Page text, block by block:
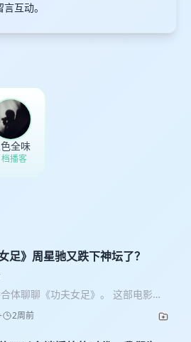
互动。
全味
档播客
足》周星驰又跌下神坛了？
体聊聊《功夫女足》。 这部电影的
极化，我们聊聊各自对这个电影喜
对周星驰电影的一些想法。 主播：
2周前